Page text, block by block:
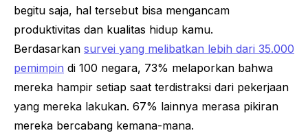
begitu saja, hal tersebut bisa mengancam
produktivitas dan kualitas hidup kamu.
Berdasarkan survei yang melibatkan lebih dari 35.000
pemimpin di 100 negara, 73% melaporkan bahwa
mereka hampir setiap saat terdistraksi dari pekerjaan
yang mereka lakukan. 67% lainnya merasa pikiran
mereka bercabang kemana-mana.